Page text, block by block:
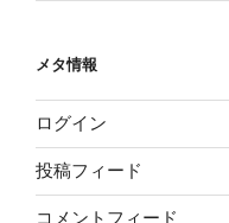
メタ情報
ログイン
投稿フィード
コメントフィード